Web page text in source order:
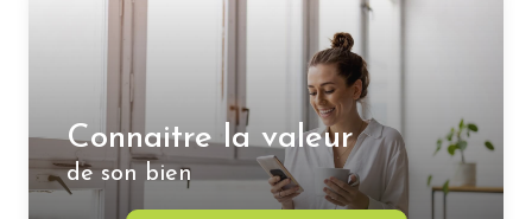
Connaitre la valeur
de son bien